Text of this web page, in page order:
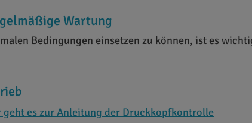
Wartung
Bedingungen einsetzen zu können, ist es
geht es zur Anleitung der Druckkopfkontrolle